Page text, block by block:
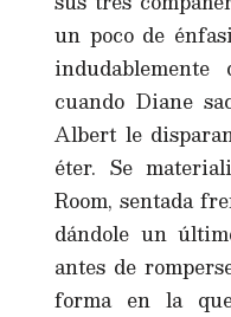
un poco de
cuando Diane
Albert le
éter. Se
Room, sentada
dándole un
antes de
forma en la